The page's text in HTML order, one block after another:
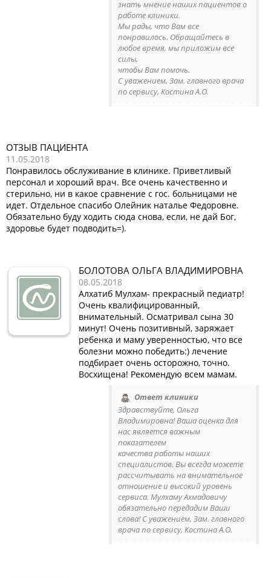
знать мнение наших пациентов о
работе клиники.
Мы рады, что Вам все
понравилось. Обращайтесь в
любое время, мы приложим все
силы,
чтобы Вам помочь.
С уважением, Зам. главного врача
по сервису, Костина А.О.
ОТЗЫВ ПАЦИЕНТА
11.05.2018
Понравилось обслуживание в клинике. Приветливый
персонал и хороший врач. Все очень качественно и
стерильно, ни в какое сравнение с гос. больницами не
идет. Отдельное спасибо Олейник наталье Федоровне.
Обязательно буду ходить сюда снова, если, не дай Бог,
здоровье будет подводить=).
БОЛОТОВА ОЛЬГА ВЛАДИМИРОВНА
08.05.2018
Алхатиб Мулхам- прекрасный педиатр!
Очень квалифицированный,
внимательный. Осматривал сына 30
минут! Очень позитивный, заряжает
ребенка и маму уверенностью, что все
болезни можно победить:) лечение
подбирает очень осторожно, точно.
Восхищена! Рекомендую всем мамам.
Ответ клиники
Здравствуйте, Ольга
Владимировна! Ваша оценка для
нас является важным
показателем
качества работы наших
специалистов. Вы всегда можете
рассчитывать на внимательное
отношение и высокий уровень
сервиса. Мулхаму Ахмадовичу
обязательно передадим Ваши
слова! С уважением, Зам. главного
врача по сервису, Костина А.О.